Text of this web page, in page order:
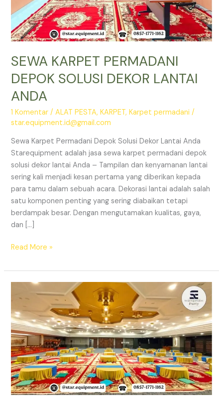
SEWA KARPET PERMADANI
DEPOK SOLUSI DEKOR LANTAI
ANDA
1 Komentar /ALAT PESTA,KARPET,Karpet permadani /
star.equipment.id@gmail.com
Sewa Karpet Permadani Depok Solusi Dekor Lantai Anda
Starequipment adalah jasa sewa karpet permadani depok
solusi dekor lantai Anda – Tampilan dan kenyamanan lantai
sering kali menjadi kesan pertama yang diberikan kepada
para tamu dalam sebuah acara. Dekorasi lantai adalah salah
satu komponen penting yang sering diabaikan tetapi
berdampak besar. Dengan mengutamakan kualitas, gaya,
dan […]
SEWA
PERMADANI
DEPOK
LANTAI
ANDA
Read More »